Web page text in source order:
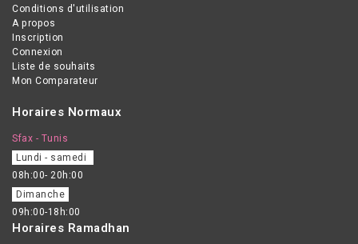
Conditions d'utilisation
A propos
Inscription
Connexion
Liste de souhaits
Mon Comparateur
Horaires Normaux
Sfax - Tunis
Lundi - samedi
08h:00- 20h:00
Dimanche
09h:00-18h:00
Horaires Ramadhan